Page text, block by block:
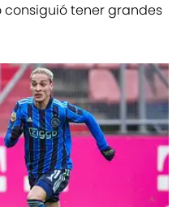
consiguió tener grandes